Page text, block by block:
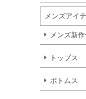
メンズアイ
メンズ新
トップス
ボトムス